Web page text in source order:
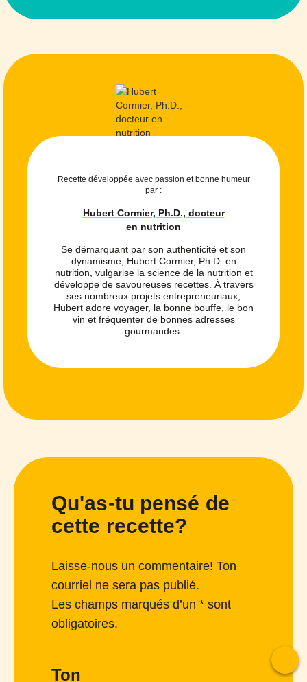
Recette développée avec passion et bonne humeur
par :
Hubert Cormier, Ph.D., docteur
en nutrition
Se démarquant par son authenticité et son
dynamisme, Hubert Cormier, Ph.D. en
nutrition, vulgarise la science de la nutrition et
développe de savoureuses recettes. À travers
ses nombreux projets entrepreneuriaux,
Hubert adore voyager, la bonne bouffe, le bon
vin et fréquenter de bonnes adresses
gourmandes.
Qu'as-tu pensé de
cette recette?
Laisse-nous un commentaire! Ton
courriel ne sera pas publié.
Les champs marqués d’un * sont
obligatoires.
Ton